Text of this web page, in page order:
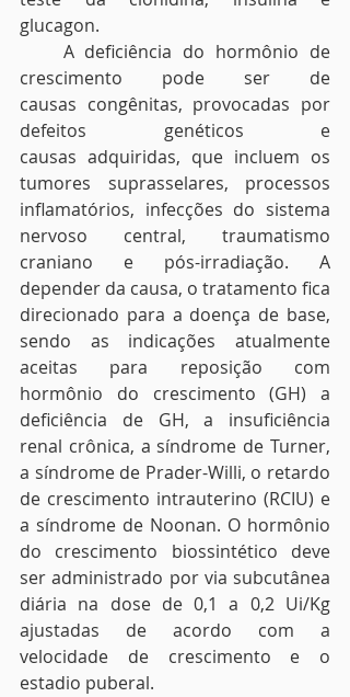
glucagon.
A deficiência do hormônio de
crescimento pode ser de
causas congênitas, provocadas por
defeitos genéticos e
causas adquiridas, que incluem os
tumores suprasselares, processos
inflamatórios, infecções do sistema
nervoso central, traumatismo
craniano e pós-irradiação. A
depender da causa, o tratamento fica
direcionado para a doença de base,
sendo as indicações atualmente
aceitas para reposição com
hormônio do crescimento (GH) a
deficiência de GH, a insuficiência
renal crônica, a síndrome de Turner,
a síndrome de Prader-Willi, o retardo
de crescimento intrauterino (RCIU) e
a síndrome de Noonan. O hormônio
do crescimento biossintético deve
ser administrado por via subcutânea
diária na dose de 0,1 a 0,2 Ui/Kg
ajustadas de acordo com a
velocidade de crescimento e o
estadio puberal.